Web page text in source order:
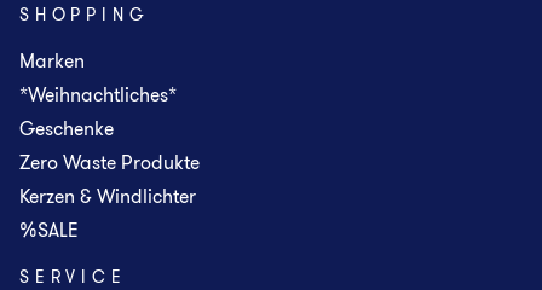
SHOPPING
Marken
*Weihnachtliches*
Geschenke
Zero Waste Produkte
Kerzen & Windlichter
%SALE
SERVICE